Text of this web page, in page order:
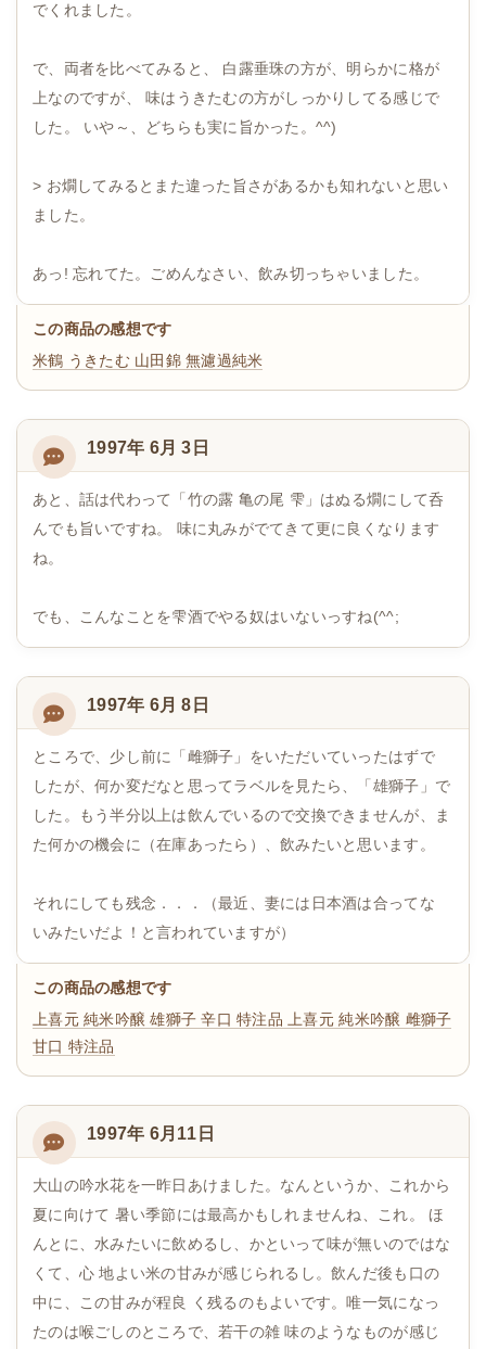
でくれました。
で、両者を比べてみると、 白露垂珠の方が、明らかに格が
上なのですが、 味はうきたむの方がしっかりしてる感じで
した。 いや～、どちらも実に旨かった。^^)
> お燗してみるとまた違った旨さがあるかも知れないと思い
ました。
あっ! 忘れてた。ごめんなさい、飲み切っちゃいました。
この商品の感想です
米鶴 うきたむ 山田錦 無濾過純米
1997年 6月 3日
あと、話は代わって「竹の露 亀の尾 雫」はぬる燗にして呑
んでも旨いですね。 味に丸みがでてきて更に良くなります
ね。
でも、こんなことを雫酒でやる奴はいないっすね(^^;
1997年 6月 8日
ところで、少し前に「雌獅子」をいただいていったはずで
したが、何か変だなと思ってラベルを見たら、「雄獅子」で
した。もう半分以上は飲んでいるので交換できませんが、ま
た何かの機会に（在庫あったら）、飲みたいと思います。
それにしても残念．．．（最近、妻には日本酒は合ってな
いみたいだよ！と言われていますが）
この商品の感想です
上喜元 純米吟醸 雄獅子 辛口 特注品
上喜元 純米吟醸 雌獅子
甘口 特注品
1997年 6月11日
大山の吟水花を一昨日あけました。なんというか、これから
夏に向けて 暑い季節には最高かもしれませんね、これ。 ほ
んとに、水みたいに飲めるし、かといって味が無いのではな
くて、心 地よい米の甘みが感じられるし。飲んだ後も口の
中に、この甘みが程良 く残るのもよいです。唯一気になっ
たのは喉ごしのところで、若干の雑 味のようなものが感じ